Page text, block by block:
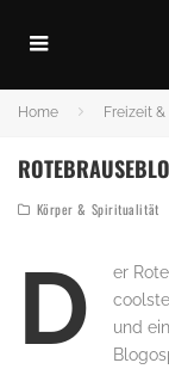
Home Freizeit
Körper & Spiritualität
D
er
und